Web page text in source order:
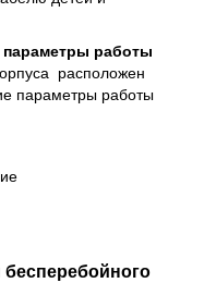
параметры работы
расположен
параметры работы